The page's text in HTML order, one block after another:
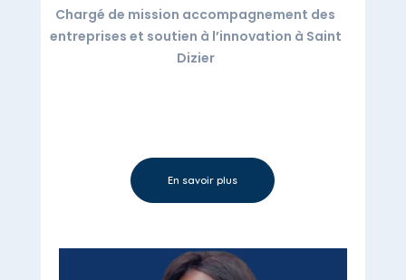
Chargé de mission accompagnement des
entreprises et soutien à l’innovation à Saint
Dizier
En savoir plus